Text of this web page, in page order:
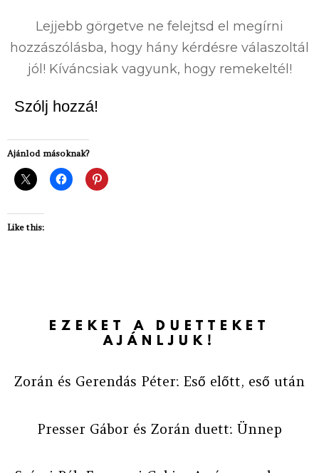
Lejjebb görgetve ne felejtsd el megírni
hozzászólásba, hogy hány kérdésre válaszoltál
jól! Kíváncsiak vagyunk, hogy remekeltél!
Szólj hozzá!
Ajánlod másoknak?
Like this:
EZEKET A DUETTEKET
AJÁNLJUK!
Zorán és Gerendás Péter: Eső előtt, eső után
Presser Gábor és Zorán duett: Ünnep